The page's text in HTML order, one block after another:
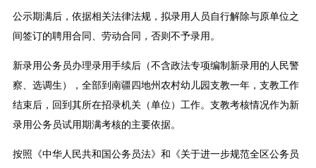
公示期满后，依据相关法律法规，拟录用人员自行解除与原单位之
间签订的聘用合同、劳动合同，否则不予录用。
新录用公务员办理录用手续后（不含政法专项编制新录用的人民警
察、选调生），全部到南疆四地州农村幼儿园支教一年，支教工作
结束后，回到其所在招录机关（单位）工作。支教考核情况作为新
录用公务员试用期满考核的主要依据。
按照《中华人民共和国公务员法》和《关于进一步规范全区公务员